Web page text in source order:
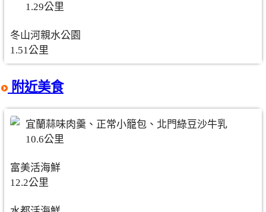
1.29公里
冬山河親水公園
1.51公里
附近美食
宜蘭蒜味肉羹、正常小籠包、北門綠豆沙牛乳
10.6公里
富美活海鮮
12.2公里